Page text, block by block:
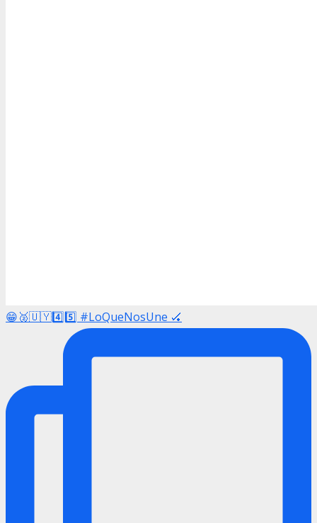
😁🥈🇺🇾4️⃣5️⃣ #LoQueNosUne 🏑